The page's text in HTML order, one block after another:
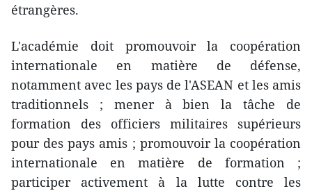
étrangères.
L'académie doit promouvoir la coopération
internationale en matière de défense,
notamment avec les pays de l'ASEAN et les amis
traditionnels ; mener à bien la tâche de
formation des officiers militaires supérieurs
pour des pays amis ; promouvoir la coopération
internationale en matière de formation ;
participer activement à la lutte contre les